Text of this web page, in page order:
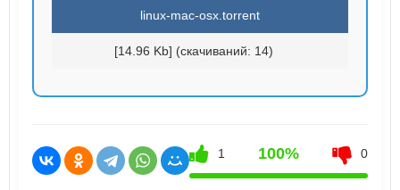
linux-mac-osx.torrent
[14.96 Kb] (cкачиваний: 14)
1 100% 0